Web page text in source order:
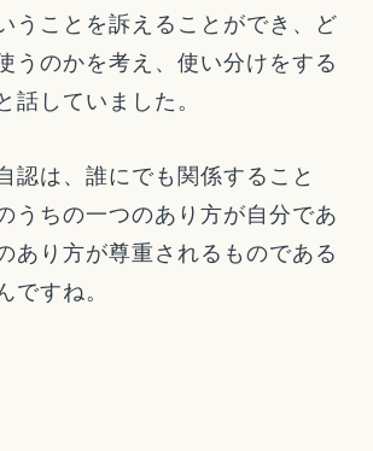
うことを訴えることができ、ど
うのかを考え、使い分けをする
話していました。
認は、誰にでも関係すること
うちの一つのあり方が自分であ
あり方が尊重されるものである
ですね。